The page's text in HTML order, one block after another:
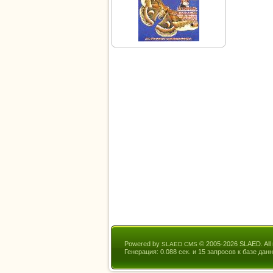
Powered by SLAED CMS © 2005-2026 SLAED. All
Генерация: 0.088 сек. и 15 запросов к базе